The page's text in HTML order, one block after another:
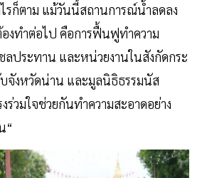
รก็ตาม แม้วันนี้สถานการณ์น้ำลดลง
องทำต่อไป คือการฟื้นฟูทำความ
ลประทาน และหน่วยงานในสังกัดกระ
บจังหวัดน่าน และมูลนิธิธรรมนัส
ร่วมใจช่วยกันทำความสะอาดอย่าง
“